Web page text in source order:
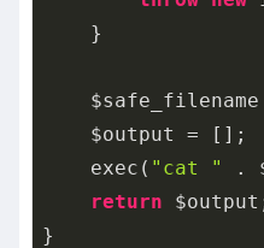
    }
    $output = [];
    exec(
"cat "
.
return
}